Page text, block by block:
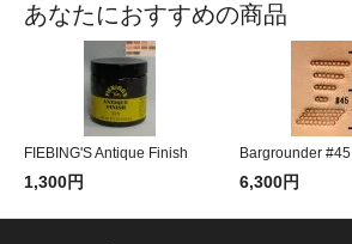
あなたにおすすめの商品
FIEBING'S Antique Finish
1,300円
Bargrounder #45
6,300円